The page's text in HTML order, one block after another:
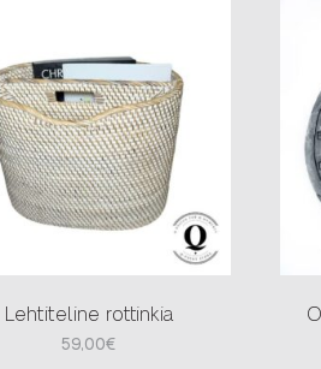
Lehtiteline rottinkia
59,00€